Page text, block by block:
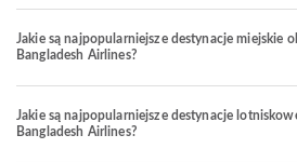
Jakie są najpopularniejsze destynacje miejskie
Bangladesh Airlines?
Jakie są najpopularniejsze destynacje
Bangladesh Airlines?